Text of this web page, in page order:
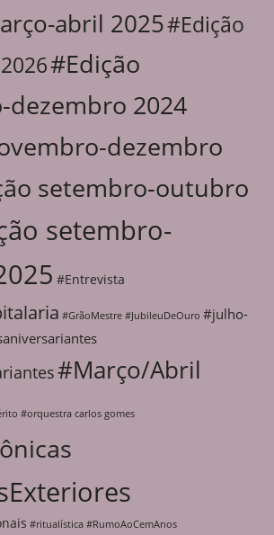
abril 2025#Edição
#Edição
dezembro 2024
dezembro
setembro-outubro
setembro-
#Entrevista
#GrãoMestre #JubileuDeOuro #julho-
#Março/Abril
#orquestra carlos gomes
#ritualística #RumoAoCemAnos